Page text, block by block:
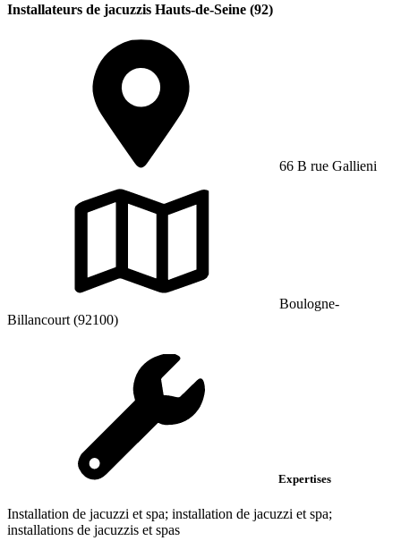
Installateurs de jacuzzis Hauts-de-Seine (92)
66 B rue Gallieni
Boulogne-
Billancourt (92100)
Expertises
Installation de jacuzzi et spa; installation de jacuzzi et spa;
installations de jacuzzis et spas